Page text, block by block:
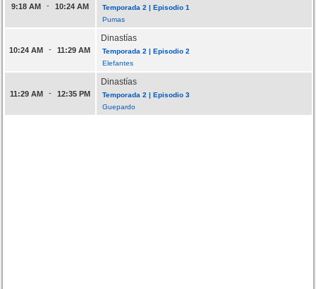
9:18 AM - 10:24 AM
Temporada 2 | Episodio 1
Pumas
10:24 AM - 11:29 AM
Dinastías
Temporada 2 | Episodio 2
Elefantes
11:29 AM - 12:35 PM
Dinastías
Temporada 2 | Episodio 3
Guepardo